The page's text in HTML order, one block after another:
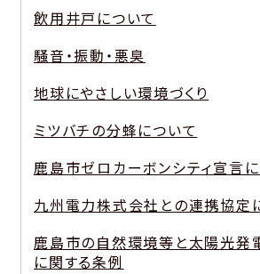
飲用井戸について
騒音・振動・悪臭
地球にやさしい環境づくり
ミツバチの分蜂について
鹿島市ゼロカーボンシティ宣言
九州電力株式会社との連携協定
鹿島市の自然環境等と太陽光発
に関する条例